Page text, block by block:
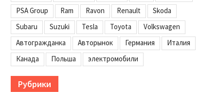
PSA Group
Ram Ravon Renault
Skoda
Subaru
Suzuki Tesla Toyota
Volkswagen
Автогражданка
Авторынок Германия
Италия
Канада
Польша электромобили
Рубрики